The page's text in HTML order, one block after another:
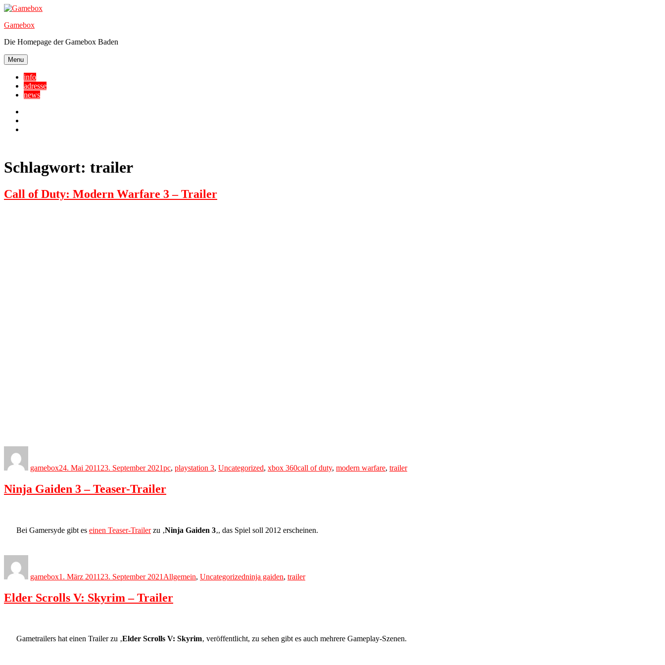
Skip
content
Gamebox
Die Homepage der Gamebox Baden
Menu
info
adresse
news
Schlagwort: trailer
Call of Duty: Modern Warfare 3 – Trailer
gamebox24. Mai 2011 23. September 2021pc, playstation 3, Uncategorized, xbox 360call of duty, modern warfare, trailer
Ninja Gaiden 3 – Teaser-Trailer
Bei Gamersyde gibt es einen Teaser-Trailerzu ‚Ninja Gaiden 3‚, das Spiel soll 2012 erscheinen.
gamebox1. März 2011 23. September 2021 Allgemein, Uncategorizedninja gaiden, trailer
Elder Scrolls V: Skyrim – Trailer
Gametrailers hat einen Trailer zu ‚Elder Scrolls V: Skyrim‚ veröffentlicht, zu sehen gibt es auch mehrere Gameplay-Szenen.